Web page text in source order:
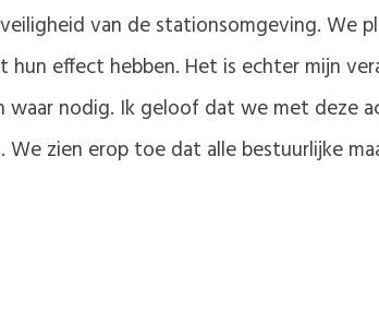
van de stationsomgeving. We
hun effect hebben. Het is echter mijn
nodig. Ik geloof dat we met deze
zien erop toe dat alle bestuurlijke